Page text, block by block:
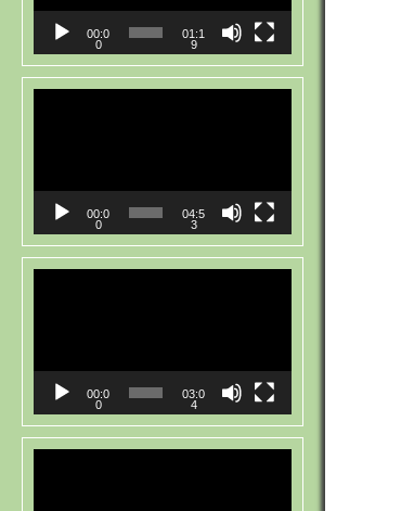
00:0
0
01:1
9
00:0
0
04:5
3
00:0
0
03:0
4